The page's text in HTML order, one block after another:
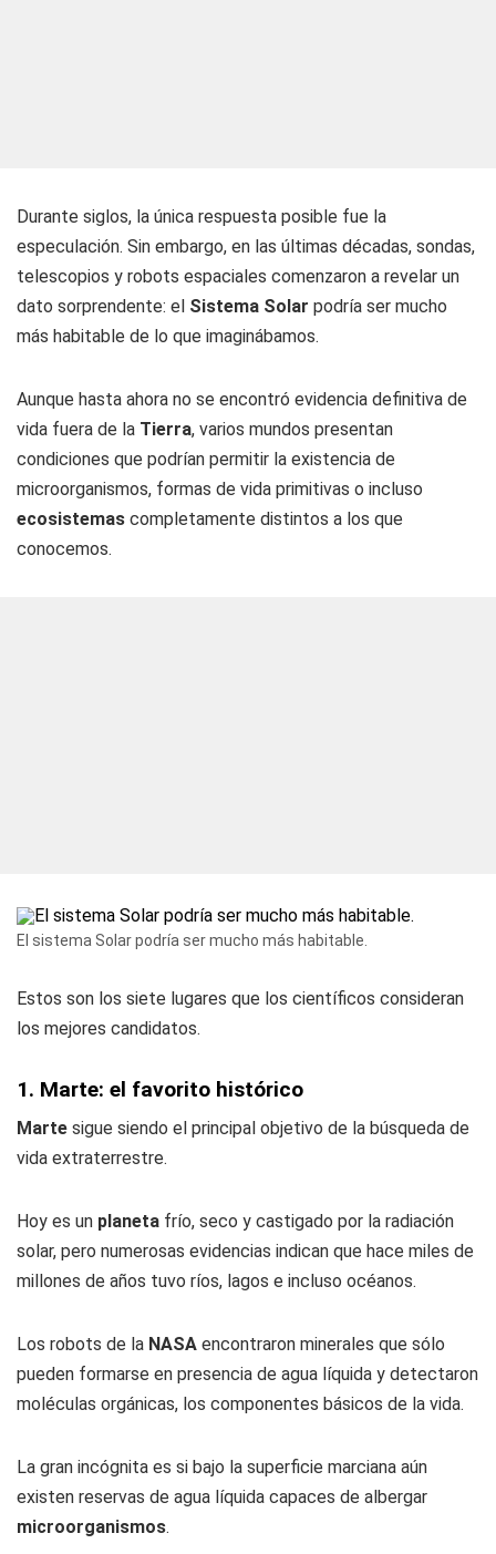
Durante siglos, la única respuesta posible fue la
especulación. Sin embargo, en las últimas décadas, sondas,
telescopios y robots espaciales comenzaron a revelar un
dato sorprendente: el Sistema Solar podría ser mucho
más habitable de lo que imaginábamos.
Aunque hasta ahora no se encontró evidencia definitiva de
vida fuera de la Tierra, varios mundos presentan
condiciones que podrían permitir la existencia de
microorganismos, formas de vida primitivas o incluso
ecosistemas completamente distintos a los que
conocemos.
El sistema Solar podría ser mucho más habitable.
Estos son los siete lugares que los científicos consideran
los mejores candidatos.
1. Marte: el favorito histórico
Marte sigue siendo el principal objetivo de la búsqueda de
vida extraterrestre.
Hoy es un planeta frío, seco y castigado por la radiación
solar, pero numerosas evidencias indican que hace miles de
millones de años tuvo ríos, lagos e incluso océanos.
Los robots de la NASA encontraron minerales que sólo
pueden formarse en presencia de agua líquida y detectaron
moléculas orgánicas, los componentes básicos de la vida.
La gran incógnita es si bajo la superficie marciana aún
existen reservas de agua líquida capaces de albergar
microorganismos.